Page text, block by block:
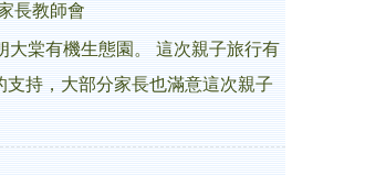
長教師會
大棠有機生態園。 這次親子旅行有
支持，大部分家長也滿意這次親子